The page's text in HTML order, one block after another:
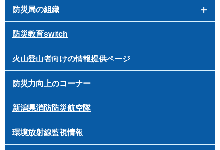
防災局の組織
防災教育switch
火山登山者向けの情報提供ページ
防災力向上のコーナー
新潟県消防防災航空隊
環境放射線監視情報